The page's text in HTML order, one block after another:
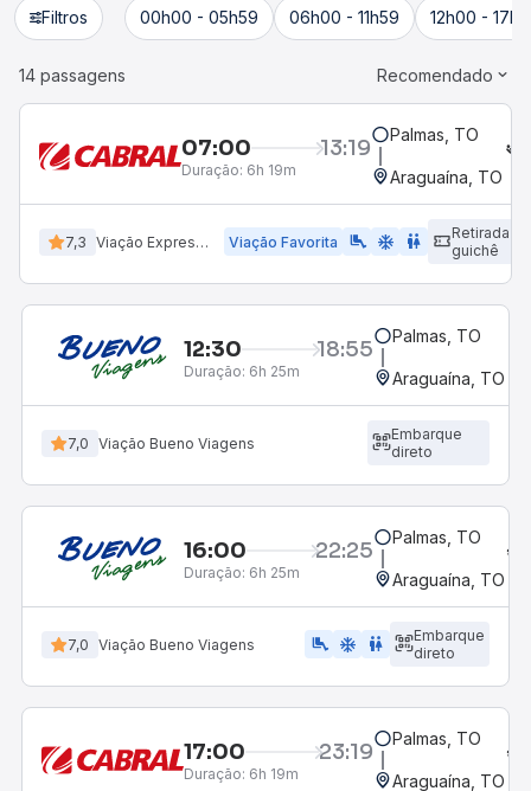
Filtros 00h00 - 05h59 06h00 - 11h59 12h00 -
14 passagens Recomendado
07:00 13:19
Duração: 6h 19m
Palmas, TO
Araguaína, TO
7,3 Viação Expresso Cabral Viação Favorita airline_seat_legroom_extra ac_unit WC
Retirada
guichê
12:30 18:55
Duração: 6h 25m
Palmas, TO
Araguaína, TO
7,0 Viação Bueno Viagens
Embarque
direto
16:00 22:25
Duração: 6h 25m
Palmas, TO
Araguaína, TO
7,0 Viação Bueno Viagens airline_seat_legroom_extra ac_unit wc
Embarque
direto
17:00 23:19
Duração: 6h 19m
Palmas, TO
Araguaína, TO